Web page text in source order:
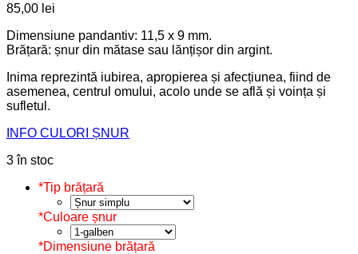
85,00 lei
Dimensiune pandantiv: 11,5 x 9 mm.
Brățară: șnur din mătase sau lănțișor din argint.
Inima reprezintă iubirea, apropierea și afecțiunea, fiind de
asemenea, centrul omului, acolo unde se află și voința și
sufletul.
INFO CULORI ȘNUR
3 în stoc
*Tip brățară
*Culoare șnur
*Dimensiune brățară